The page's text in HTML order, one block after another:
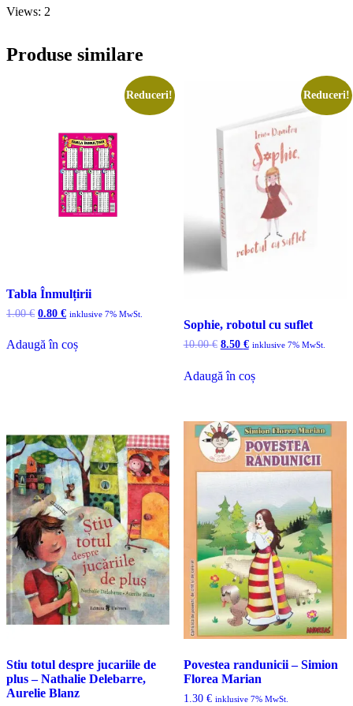
Views: 2
Produse similare
Reduceri!
Tabla Înmulțirii
1.00€ Prețul
a
fost:
0.80 €Prețul
0.80 €.
inklusive 7% MwSt.
Adaugă în coș
Reduceri!
Sophie, robotul cu suflet
10.00€ Prețul
a
fost:
8.50 €Prețul
8.50 €.
inklusive 7% MwSt.
Adaugă în coș
Stiu totul despre jucariile de
plus – Nathalie Delebarre,
Aurelie Blanz
Povestea randunicii – Simion
Florea Marian
1.30 € inklusive 7% MwSt.